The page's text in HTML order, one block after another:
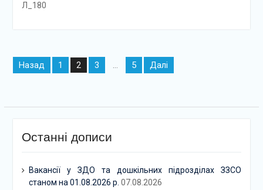
Л_180
Навігація
записів
Назад 1 2 3 5 Далі
Останні дописи
Вакансії у ЗДО та дошкільних підрозділах ЗЗСО
станом на 01.08.2026 р. 07.08.2026